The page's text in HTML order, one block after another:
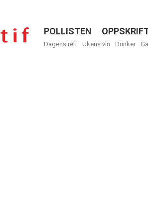
Menu
POLLISTEN
Dagens rett Ukens vin Drinker